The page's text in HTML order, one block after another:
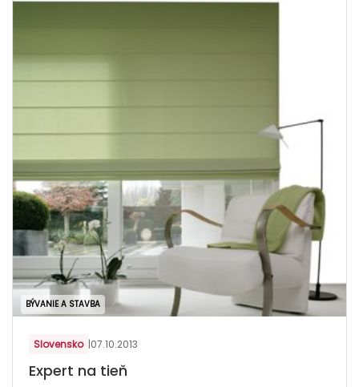
BÝVANIE A STAVBA
Slovensko |07.10.2013
Expert na tieň